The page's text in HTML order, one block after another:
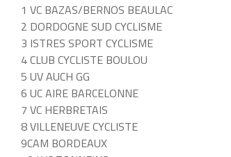
1 VC BAZAS/BERNOS BEAULAC
2 DORDOGNE SUD CYCLISME
3 ISTRES SPORT CYCLISME
4 CLUB CYCLISTE BOULOU
5 UV AUCH GG
6 UC AIRE BARCELONNE
7 VC HERBRETAIS
8 VILLENEUVE CYCLISTE
9CAM BORDEAUX